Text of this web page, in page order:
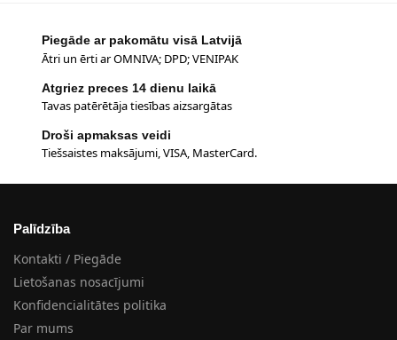
Piegāde ar pakomātu visā Latvijā
Ātri un ērti ar OMNIVA; DPD; VENIPAK
Atgriez preces 14 dienu laikā
Tavas patērētāja tiesības aizsargātas
Droši apmaksas veidi
Tiešsaistes maksājumi, VISA, MasterCard.
Palīdzība
Kontakti / Piegāde
Lietošanas nosacījumi
Konfidencialitātes politika
Par mums